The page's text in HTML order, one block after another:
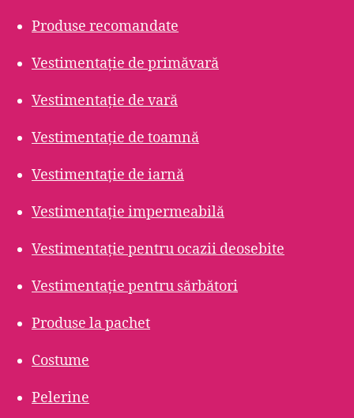
Produse recomandate
Vestimentație de primăvară
Vestimentație de vară
Vestimentație de toamnă
Vestimentație de iarnă
Vestimentație impermeabilă
Vestimentație pentru ocazii deosebite
Vestimentație pentru sărbători
Produse la pachet
Costume
Pelerine